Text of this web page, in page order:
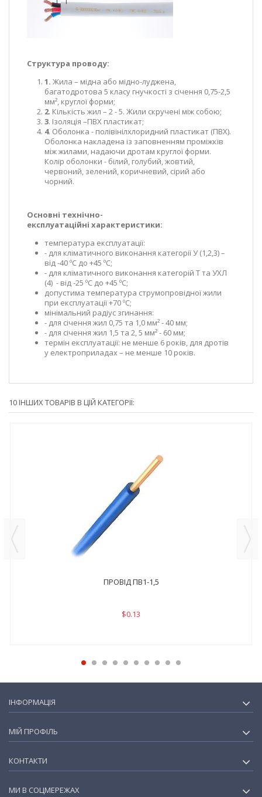
Структура проводу:
1. Жила – мідна або мідно-луджена,
багатодротова 5 класу гнучкості з січення 0,75-2,5
мм², круглої форми;
2. Кількість жил – 2 - 5. Жили скручені між собою;
3. Ізоляція –ПВХ пластикат;
4. Оболонка - полівінілхлоридний пластикат (ПВХ).
Оболонка накладена із заповненням проміжків
між жилами, надаючи дротам круглої форми.
Колір оболонки - білий, голубий, жовтий,
червоний, зелений, коричневий, сірий або
чорний.
Основні технічно-
експлуатаційні характеристики:
температура експлуатації:
- для кліматичного виконання категорії У (1,2,3) –
від -40 ºС до +45 ºС;
- для кліматичного виконання категорій Т та УХЛ
(4) - від -25 ºС до +45 ºС;
допустима температура струмопровідної жили
при експлуатації +70 ºС;
мінімальний радіус згинання:
- для січення жил 0,75 та 1,0 мм² - 40 мм;
- для січення жил 1,5 та 2, 5 мм² - 60 мм;
термін експлуатації: не менше 6 років, для дротів
у електроприладах – не менше 10 років.
10 ІНШИХ ТОВАРІВ В ЦІЙ КАТЕГОРІЇ:
ПРОВІД ПВ1-1,5
$0.13
ІНФОРМАЦІЯ
МІЙ ПРОФІЛЬ
КОНТАКТИ
МИ В СОЦМЕРЕЖАХ